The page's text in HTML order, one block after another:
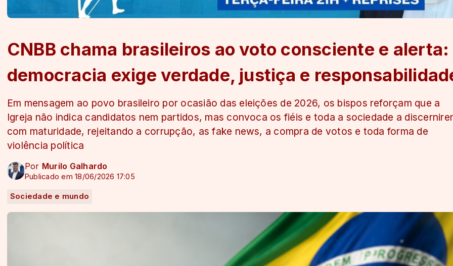
CNBB chama brasileiros ao voto consciente e alerta:
democracia exige verdade, justiça e
Em mensagem ao povo brasileiro por ocasião das eleições de 2026, os bispos reforçam que a
Igreja não indica candidatos nem partidos, mas convoca os fiéis e toda a sociedade a
com maturidade, rejeitando a corrupção, as fake news, a compra de votos e toda forma de
violência política
Por Murilo Galhardo
Publicado em 18/06/2026 17:05
Sociedade e mundo